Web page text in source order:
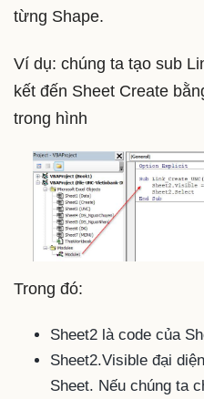
từng Shape.
Ví dụ: chúng ta tạo sub
kết đến Sheet Create
trong hình
Trong đó:
Sheet2 là code của
Sheet2.Visible đại
Sheet. Nếu chúng ta